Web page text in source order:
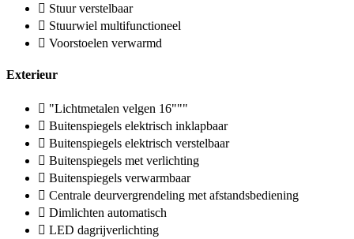
Stuur verstelbaar
Stuurwiel multifunctioneel
Voorstoelen verwarmd
Exterieur
"Lichtmetalen velgen 16"""
Buitenspiegels elektrisch inklapbaar
Buitenspiegels elektrisch verstelbaar
Buitenspiegels met verlichting
Buitenspiegels verwarmbaar
Centrale deurvergrendeling met afstandsbediening
Dimlichten automatisch
LED dagrijverlichting